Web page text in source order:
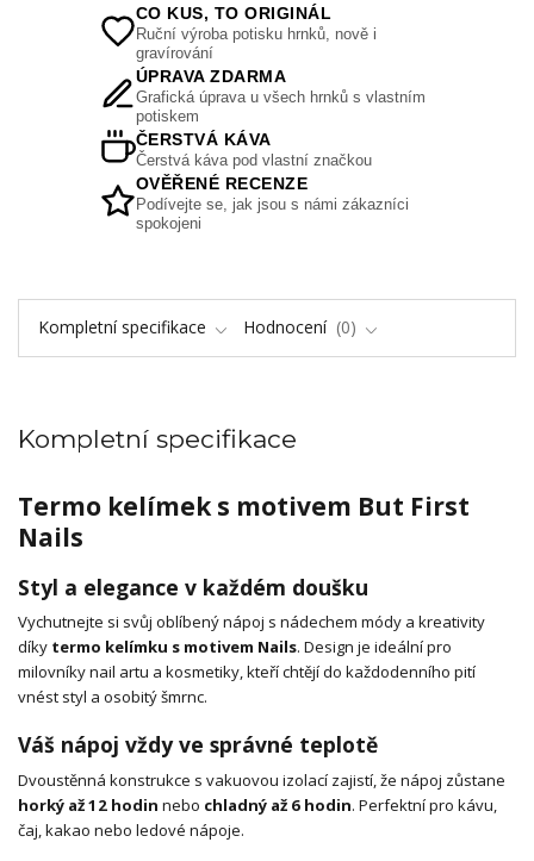
CO KUS, TO ORIGINÁL
Ruční výroba potisku hrnků, nově i
gravírování
ÚPRAVA ZDARMA
Grafická úprava u všech hrnků s vlastním
potiskem
ČERSTVÁ KÁVA
Čerstvá káva pod vlastní značkou
OVĚŘENÉ RECENZE
Podívejte se, jak jsou s námi zákazníci
spokojeni
Kompletní specifikace Hodnocení 0
Kompletní specifikace
Termo kelímek s motivem But First
Nails
Styl a elegance v každém doušku
Vychutnejte si svůj oblíbený nápoj s nádechem módy a kreativity
díky termo kelímku s motivem Nails. Design je ideální pro
milovníky nail artu a kosmetiky, kteří chtějí do každodenního pití
vnést styl a osobitý šmrnc.
Váš nápoj vždy ve správné teplotě
Dvoustěnná konstrukce s vakuovou izolací zajistí, že nápoj zůstane
horký až 12 hodin nebo chladný až 6 hodin. Perfektní pro kávu,
čaj, kakao nebo ledové nápoje.